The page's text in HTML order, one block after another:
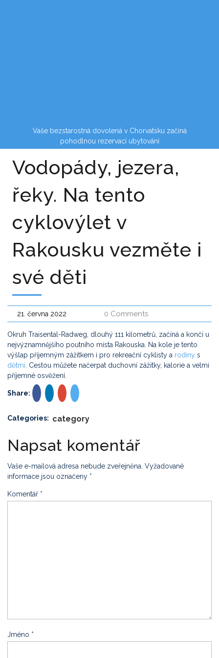
Vaše bezstarostná dovolená v Chorvatsku začíná
pohodlnou rezervací ubytování
Vodopády, jezera,
řeky. Na tento
cyklovýlet v
Rakousku vezměte i
své děti
21. června 2022 0 Comments
Okruh Traisental-Radweg, dlouhý 111 kilometrů, začíná a končí u
nejvýznamnějšího poutního místa Rakouska. Na kole je tento
výšlap příjemným zážitkem i pro rekreační cyklisty a rodiny s
dětmi . Cestou můžete načerpat duchovní zážitky, kalorie a velmi
příjemné osvěžení.
Share:
Categories: category
Napsat komentář
Vaše e-mailová adresa nebude zveřejněna. Vyžadované
informace jsou označeny *
Komentář *
Jméno *